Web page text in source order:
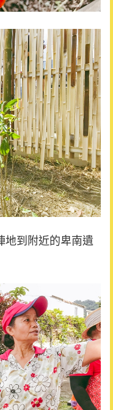
地到附近的卑南遺